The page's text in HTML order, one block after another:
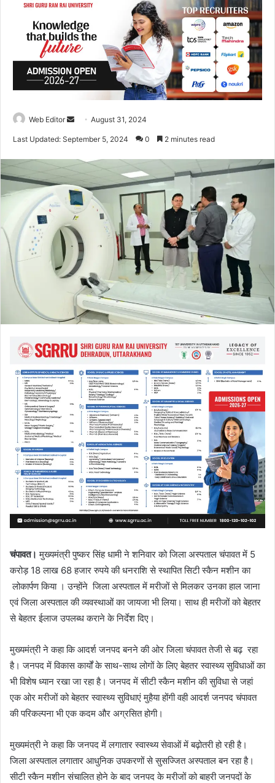
Web Editor
d
a
n
e
m
a
l
August 31, 2024
Last Updated: September 5, 2024 0 2 minutes read
चंपावत। मुख्यमंत्री पुष्कर सिंह धामी ने शनिवार को जिला अस्पताल चंपावत में 5
करोड़ 18 लाख 68 हजार रुपये की धनराशि से स्थापित सिटी स्कैन मशीन का
लोकार्पण किया । उन्होंने जिला अस्पताल में मरीजों से मिलकर उनका हाल जाना
एवं जिला अस्पताल की व्यवस्थाओं का जायजा भी लिया। साथ ही मरीजों को बेहतर
से बेहतर ईलाज उपलब्ध कराने के निर्देश दिए।
मुख्यमंत्री ने कहा कि आदर्श जनपद बनने की ओर जिला चंपावत तेजी से बढ़ रहा
है। जनपद में विकास कार्यों के साथ-साथ लोगों के लिए बेहतर स्वास्थ्य सुविधाओं का
भी विशेष ध्यान रखा जा रहा है। जनपद में सीटी स्कैन मशीन की सुविधा से जहां
एक ओर मरीजों को बेहतर स्वास्थ्य सुविधाएं मुहैया होंगी वही आदर्श जनपद चंपावत
की परिकल्पना भी एक कदम और अग्रसित होगी।
मुख्यमंत्री ने कहा कि जनपद में लगातार स्वास्थ्य सेवाओं में बढ़ोतरी हो रही है।
जिला अस्पताल लगातार आधुनिक उपकरणों से सुसज्जित अस्पताल बन रहा है।
सीटी स्कैन मशीन संचालित होने के बाद जनपद के मरीजों को बाहरी जनपदों के